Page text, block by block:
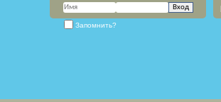
Запомнить?